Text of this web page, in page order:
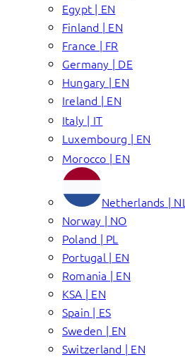
Egypt | EN
Finland | EN
France | FR
Germany | DE
Hungary | EN
Ireland | EN
Italy | IT
Luxembourg | EN
Morocco | EN
Netherlands | NL
Norway | NO
Poland | PL
Portugal | EN
Romania | EN
KSA | EN
Spain | ES
Sweden | EN
Switzerland | EN